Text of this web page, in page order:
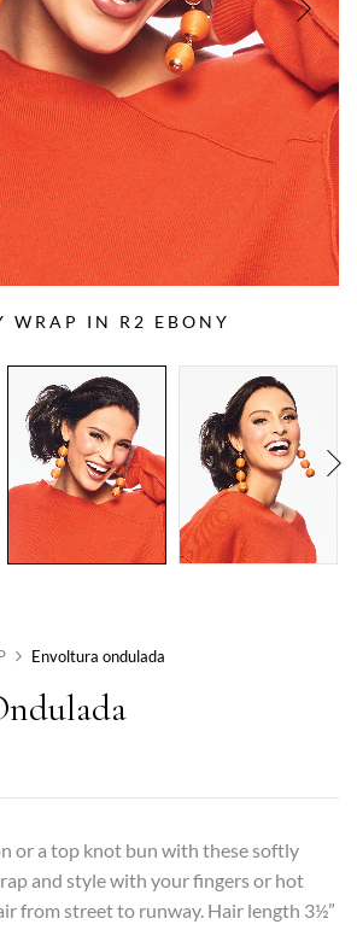
WRAP IN R2 EBONY
Envoltura ondulada
or a top knot bun with these softly
and style with your fingers or hot
from street to runway. Hair length 3½”